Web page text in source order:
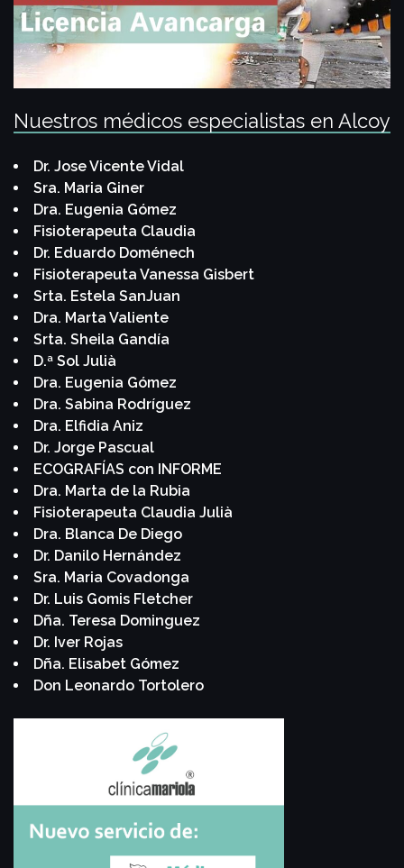
Nuestros médicos especialistas en Alcoy
Dr. Jose Vicente Vidal
Sra. Maria Giner
Dra. Eugenia Gómez
Fisioterapeuta Claudia
Dr. Eduardo Doménech
Fisioterapeuta Vanessa Gisbert
Srta. Estela SanJuan
Dra. Marta Valiente
Srta. Sheila Gandía
D.ª Sol Julià
Dra. Eugenia Gómez
Dra. Sabina Rodríguez
Dra. Elfidia Aniz
Dr. Jorge Pascual
ECOGRAFÍAS con INFORME
Dra. Marta de la Rubia
Fisioterapeuta Claudia Julià
Dra. Blanca De Diego
Dr. Danilo Hernández
Sra. Maria Covadonga
Dr. Luis Gomis Fletcher
Dña. Teresa Dominguez
Dr. Iver Rojas
Dña. Elisabet Gómez
Don Leonardo Tortolero